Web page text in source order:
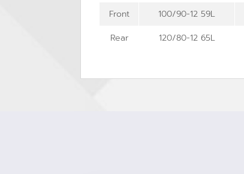
Front
100/90-12 59L
Rear
120/80-12 65L